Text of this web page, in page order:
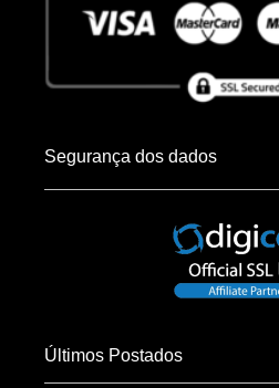
Segurança dos dados
Últimos Postados